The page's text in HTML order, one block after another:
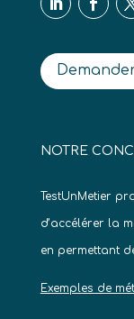
NOTRE
TestUnMetier
d’accélérer la
en permettant
Exemples de